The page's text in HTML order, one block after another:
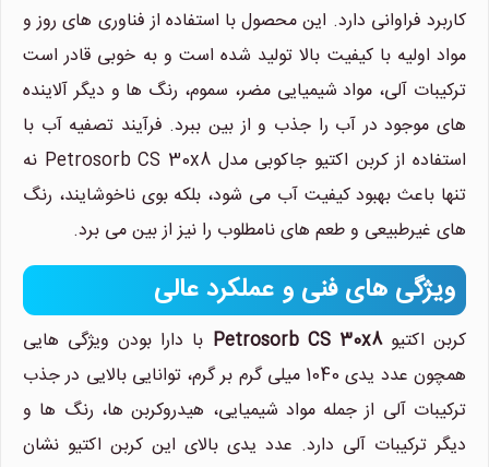
کاربرد فراوانی دارد. این محصول با استفاده از فناوری های روز و
مواد اولیه با کیفیت بالا تولید شده است و به خوبی قادر است
ترکیبات آلی، مواد شیمیایی مضر، سموم، رنگ ها و دیگر آلاینده
های موجود در آب را جذب و از بین ببرد. فرآیند تصفیه آب با
استفاده از کربن اکتیو جاکوبی مدل Petrosorb CS 30x8 نه
تنها باعث بهبود کیفیت آب می شود، بلکه بوی ناخوشایند، رنگ
های غیرطبیعی و طعم های نامطلوب را نیز از بین می برد.
ویژگی های فنی و عملکرد عالی
کربن اکتیوPetrosorb CS 30x8 با دارا بودن ویژگی هایی
همچون عدد یدی 1040 میلی گرم بر گرم، توانایی بالایی در جذب
ترکیبات آلی از جمله مواد شیمیایی، هیدروکربن ها، رنگ ها و
دیگر ترکیبات آلی دارد. عدد یدی بالای این کربن اکتیو نشان